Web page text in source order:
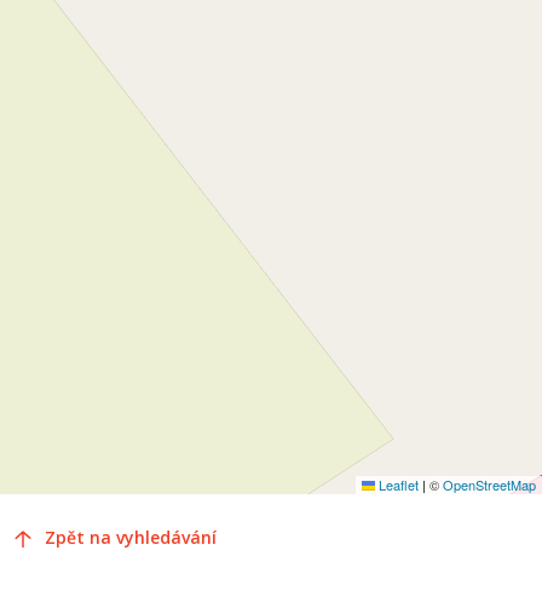
Leaflet | ©OpenStreetMap
Zpět na vyhledávání